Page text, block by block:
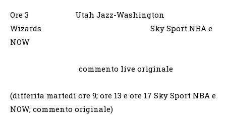
Ore 3 Utah Jazz-Washington
Wizards Sky Sport NBA e
NOW
commento live originale
(differita martedì ore 9; ore 13 e ore 17 Sky Sport NBA e
NOW; commento originale)